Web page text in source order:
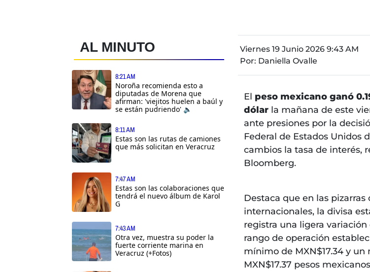
AL MINUTO
8:21 AM
Noroña recomienda esto a
diputadas de Morena que
afirman: 'viejitos huelen a baúl y
se están pudriendo' 🔈
8:11 AM
Estas son las rutas de camiones
que más solicitan en Veracruz
7:47 AM
Estas son las colaboraciones que
tendrá el nuevo álbum de Karol
G
7:43 AM
Otra vez, muestra su poder la
fuerte corriente marina en
Veracruz (+Fotos)
Viernes 19 Junio 2026 9:43 AM
Por: Daniella Ovalle
El peso mexicano ganó
dólarla mañana de este
ante presiones por la
Federal de Estados Unidos
cambios la tasa de interés,
Bloomberg.
Destaca que en las pizarras
internacionales, la divisa
registra una ligera
rango de operación
mínimo de MXN$17.34 y un
MXN$17.37 pesos